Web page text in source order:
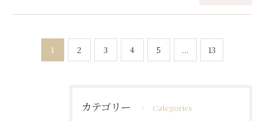
1 2 3 4 5 ... 13
カテゴリー Categories